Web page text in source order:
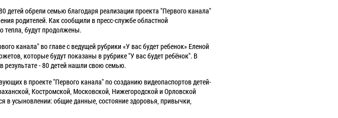
обрели семью благодаря реализации проекта "Первого канала"
родителей. Как сообщили в пресс-службе областной
тепла, будут продолжены.
канала" во главе с ведущей рубрики «У вас будет ребенок» Еленой
которые будут показаны в рубрике "У вас будет ребёнок". В
результате - 80 детей нашли свою семью.
в проекте "Первого канала" по созданию видеопаспортов детей-
Костромской, Московской, Нижегородской и Орловской
в усыновлении: общие данные, состояние здоровья, привычки,